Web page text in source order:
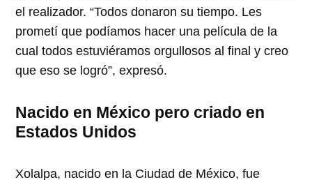
el realizador. “Todos donaron su tiempo. Les
prometí que podíamos hacer una película de la
cual todos estuviéramos orgullosos al final y creo
que eso se logró”, expresó.
Nacido en México pero criado en
Estados Unidos
Xolalpa, nacido en la Ciudad de México, fue